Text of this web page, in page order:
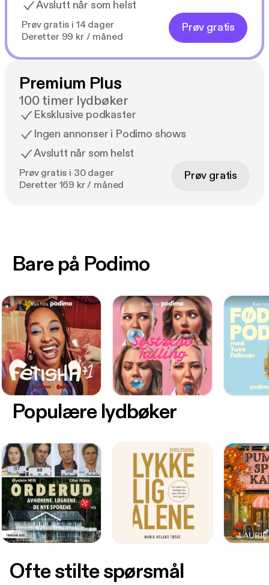
Avslutt når som helst
Prøv gratis i 14 dager
Deretter 99 kr / måned
Prøv gratis
Premium Plus
100 timer lydbøker
Eksklusive podkaster
Ingen annonser i Podimo shows
Avslutt når som helst
Prøv gratis i 30 dager
Deretter 169 kr / måned
Prøv gratis
Bare på Podimo
Populære lydbøker
Ofte stilte spørsmål